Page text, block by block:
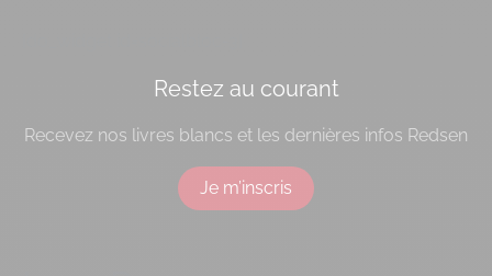
Restez au courant
Recevez nos livres blancs et les dernières infos Redsen
Je m’inscris